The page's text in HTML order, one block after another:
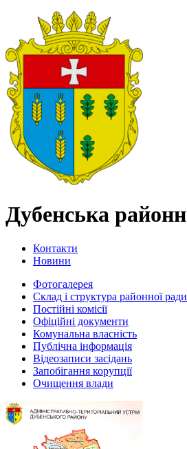
Дубенська
Контакти
Новини
Фотогалерея
Склад і структура районної ради
Постійні комісії
Офіційні документи
Комунальна власність
Публічна інформація
Відеозаписи засідань
Запобігання корупції
Очищення влади